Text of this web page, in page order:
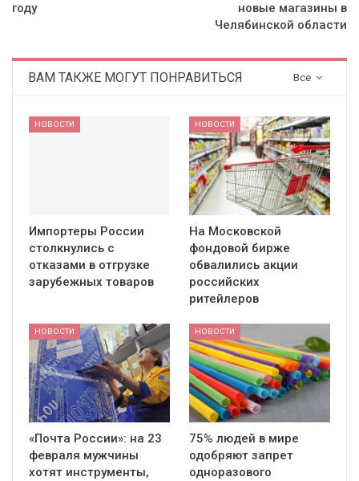
году
новые магазины в
Челябинской области
Все
ВАМ ТАКЖЕ МОГУТ ПОНРАВИТЬСЯ
НОВОСТИ
Импортеры России
столкнулись с
отказами в отгрузке
зарубежных товаров
НОВОСТИ
На Московской
фондовой бирже
обвалились акции
российских
ритейлеров
НОВОСТИ
«Почта России»: на 23
февраля мужчины
хотят инструменты,
НОВОСТИ
75% людей в мире
одобряют запрет
одноразового